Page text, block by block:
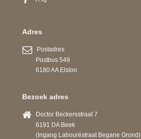
Adres
Postadres
Postbus 549
6180 AA Elsloo
Bezoek adres
Doctor Beckersstraat 7
6191 DA Beek
(Ingang Labouréstraat Begane Grond)